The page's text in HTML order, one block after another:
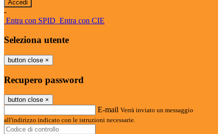
-
Entra con SPID Entra con CIE
Seleziona utente
button close ×
Recupero password
button close ×
E-mail Verrà inviato un messaggio
all'indirizzo indicato con le istruzioni necessarie.